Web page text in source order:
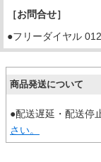
［お問合せ］
●フリーダイヤル
商品発送について
●配送遅延・配送停
さい。